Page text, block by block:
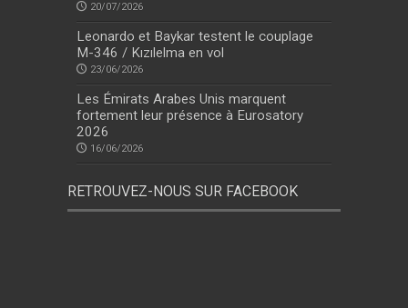
20/07/2026
Leonardo et Baykar testent le couplage
M-346 / Kızılelma en vol
23/06/2026
Les Émirats Arabes Unis marquent
fortement leur présence à Eurosatory
2026
16/06/2026
RETROUVEZ-NOUS SUR FACEBOOK